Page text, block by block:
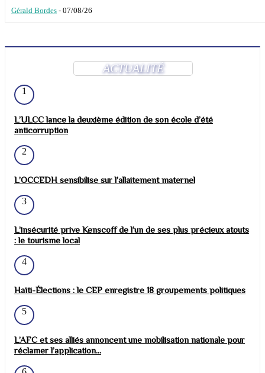
Gérald Bordes - 07/08/26
ACTUALITÉ
1
L’ULCC lance la deuxième édition de son école d’été
anticorruption
2
L’OCCEDH sensibilise sur l’allaitement maternel
3
L’insécurité prive Kenscoff de l’un de ses plus précieux atouts
: le tourisme local
4
Haïti-Élections : le CEP enregistre 18 groupements politiques
5
L’AFC et ses alliés annoncent une mobilisation nationale pour
réclamer l’application...